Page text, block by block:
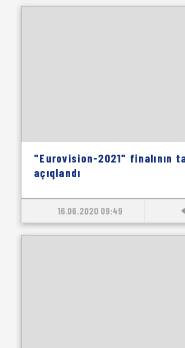
"Eurovision-2021" finalının
açıqlandı
16.06.2020 09:49